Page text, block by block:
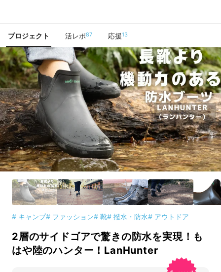
プロジェクト 活レポ87 応援13
# キャンプ# ファッション# 靴# 撥水・防水# アウトドア
2層のサイドゴアで驚きの防水を実現！も
はや陸のハンター！LanHunter